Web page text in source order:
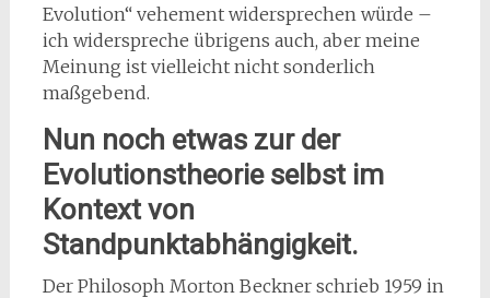
Evolution“ vehement widersprechen würde –
ich widerspreche übrigens auch, aber meine
Meinung ist vielleicht nicht sonderlich
maßgebend.
Nun noch etwas zur der
Evolutionstheorie selbst im
Kontext von
Standpunktabhängigkeit.
Der Philosoph Morton Beckner schrieb 1959 in